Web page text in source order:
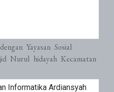
Yayasan Sosial
Nurul hidayah Kecamatan
Informatika Ardiansyah